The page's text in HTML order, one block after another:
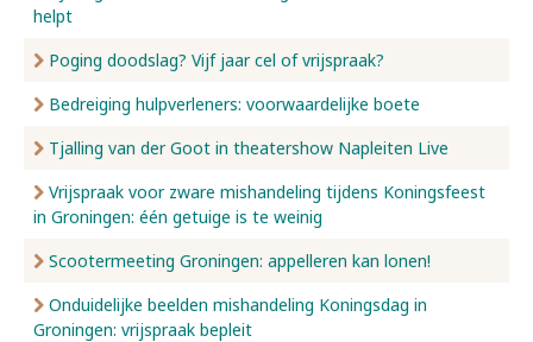
helpt
Poging doodslag? Vijf jaar cel of vrijspraak?
Bedreiging hulpverleners: voorwaardelijke boete
Tjalling van der Goot in theatershow Napleiten Live
Vrijspraak voor zware mishandeling tijdens Koningsfeest
in Groningen: één getuige is te weinig
Scootermeeting Groningen: appelleren kan lonen!
Onduidelijke beelden mishandeling Koningsdag in
Groningen: vrijspraak bepleit